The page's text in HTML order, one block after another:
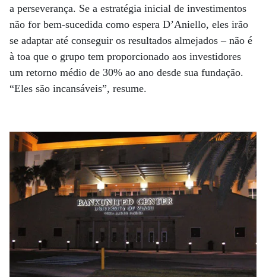
a perseverança. Se a estratégia inicial de investimentos
não for bem-sucedida como espera D’Aniello, eles irão
se adaptar até conseguir os resultados almejados – não é
à toa que o grupo tem proporcionado aos investidores
um retorno médio de 30% ao ano desde sua fundação.
“Eles são incansáveis”, resume.